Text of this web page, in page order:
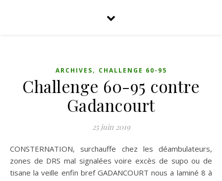
ARCHIVES, CHALLENGE 60-95
Challenge 60-95 contre
Gadancourt
25 juin 2019
CONSTERNATION, surchauffe chez les déambulateurs,
zones de DRS mal signalées voire excès de supo ou de
tisane la veille enfin bref GADANCOURT nous a laminé 8 à